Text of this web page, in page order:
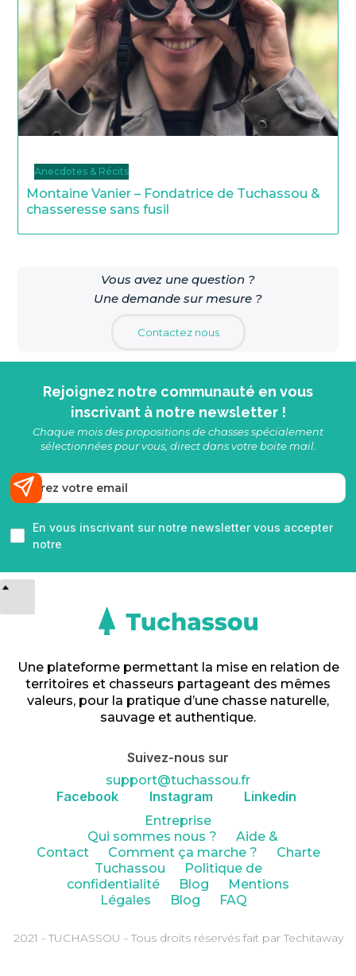
Anecdotes & Récits
Montaine Vanier – Fondatrice de Tuchassou &
chasseresse sans fusil
Vous avez une question ?
Une demande sur mesure ?
Contactez nous
Rejoignez notre communauté en vous
inscrivant à notre newsletter !
Chaque mois des propositions de chasses spécialement
sélectionnées pour vous, direct dans votre boite mail.
En vous inscrivant sur notre newsletter vous accepter
notre
Une plateforme permettant la mise en relation de
territoires et chasseurs partageant des mêmes
valeurs, pour la pratique d’une chasse naturelle,
sauvage et authentique.
Suivez-nous sur
support@tuchassou.fr
Facebook Instagram Linkedin
Entreprise
Qui sommes nous ?
Aide &
Contact
Comment ça marche ?
Charte
Tuchassou
Politique de
confidentialité
Blog
Mentions
Légales
Blog FAQ
2021 - TUCHASSOU - Tous droits réservés fait par Techitaway